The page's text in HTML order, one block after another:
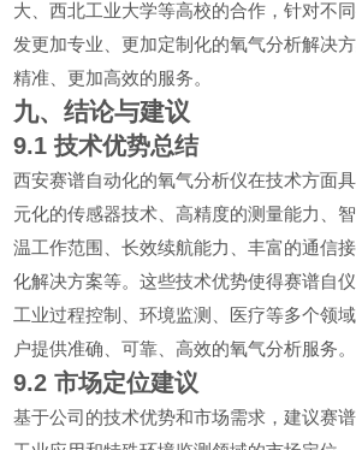
大、西北工业大学等高校的合作，针对不
发更加专业、更加定制化的氧气分析解决
精准、更加高效的服务。
九、结论与建议
9.1技术优势总结
西安赛谱自动化的氧气分析仪在技术方面
元化的传感器技术、高精度的测量能力、
温工作范围、长效续航能力、丰富的通信
化解决方案等。这些技术优势使得赛谱自
工业过程控制、环境监测、医疗等多个领
户提供准确、可靠、高效的氧气分析服务。
9.2市场定位建议
基于公司的技术优势和市场需求，建议赛